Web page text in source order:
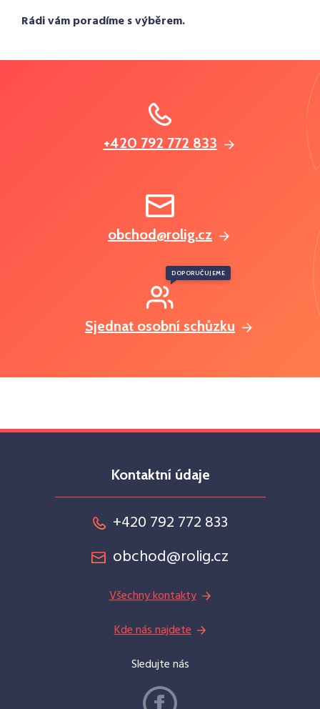
Rádi vám poradíme s výběrem.
+420 792 772 833
obchod@rolig.cz
Sjednat osobní schůzku
DOPORUČUJEME
Kontaktní údaje
+420 792 772 833
obchod@rolig.cz
Všechny kontakty
Kde nás najdete
Sledujte nás